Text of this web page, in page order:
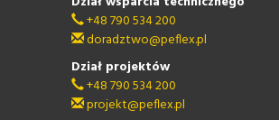
+48 790 534 200
doradztwo@peflex.pl
Dział projektów
+48 790 534 200
projekt@peflex.pl